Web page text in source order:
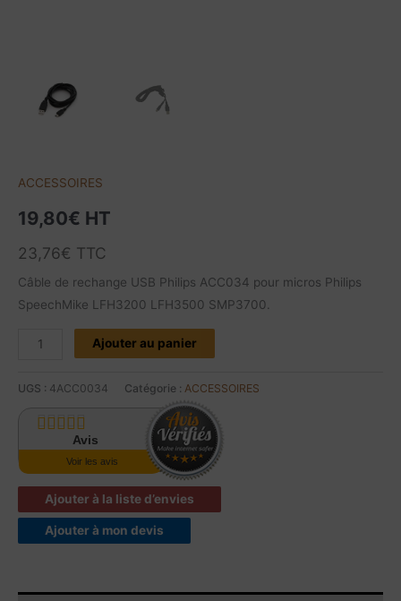
ACCESSOIRES
19,80€ HT
23,76€ TTC
Câble de rechange USB Philips ACC034 pour micros Philips
SpeechMike LFH3200 LFH3500 SMP3700.
Ajouter au panier
UGS : 4ACC0034 Catégorie : ACCESSOIRES
Avis
Voir les avis
Ajouter à la liste d’envies
Ajouter à mon devis